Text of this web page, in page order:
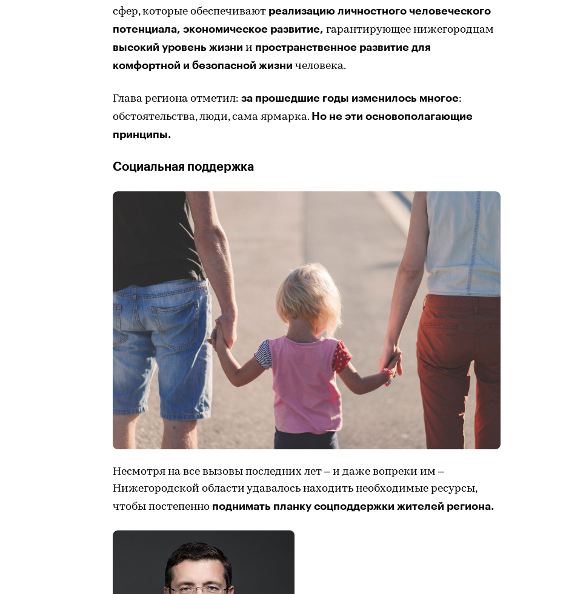
сфер, которые обеспечивают реализацию личностного человеческого
потенциала, экономическое развитие, гарантирующее нижегородцам
высокий уровень жизни и пространственное развитие для
комфортной и безопасной жизни человека.
Глава региона отметил: за прошедшие годы изменилось многое:
обстоятельства, люди, сама ярмарка. Но не эти основополагающие
принципы.
Социальная поддержка
Несмотря на все вызовы последних лет – и даже вопреки им –
Нижегородской области удавалось находить необходимые ресурсы,
чтобы постепенно поднимать планку соцподдержки жителей региона.